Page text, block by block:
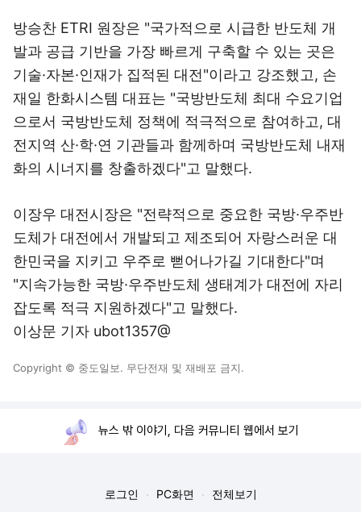
방승찬 ETRI 원장은 "국가적으로 시급한 반도체 개
발과 공급 기반을 가장 빠르게 구축할 수 있는 곳은
기술·자본·인재가 집적된 대전"이라고 강조했고, 손
재일 한화시스템 대표는 "국방반도체 최대 수요기업
으로서 국방반도체 정책에 적극적으로 참여하고, 대
전지역 산·학·연 기관들과 함께하며 국방반도체 내재
화의 시너지를 창출하겠다"고 말했다.
이장우 대전시장은 "전략적으로 중요한 국방·우주반
도체가 대전에서 개발되고 제조되어 자랑스러운 대
한민국을 지키고 우주로 뻗어나가길 기대한다"며
"지속가능한 국방·우주반도체 생태계가 대전에 자리
잡도록 적극 지원하겠다"고 말했다.
이상문 기자 ubot1357@
Copyright © 중도일보. 무단전재 및 재배포 금지.
뉴스 밖 이야기, 다음 커뮤니티 웹에서 보기
로그인 PC화면 전체보기